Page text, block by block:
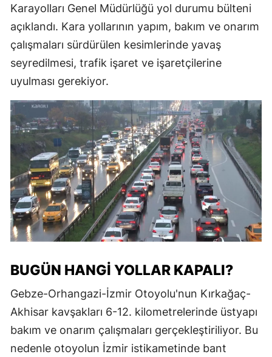
Karayolları Genel Müdürlüğü yol durumu bülteni
açıklandı. Kara yollarının yapım, bakım ve onarım
çalışmaları sürdürülen kesimlerinde yavaş
seyredilmesi, trafik işaret ve işaretçilerine
uyulması gerekiyor.
BUGÜN HANGI YOLLAR KAPALI?
Gebze-Orhangazi-İzmir Otoyolu'nun Kırkağaç-
Akhisar kavşakları 6-12. kilometrelerinde üstyapı
bakım ve onarım çalışmaları gerçekleştiriliyor. Bu
nedenle otoyolun İzmir istikametinde bant